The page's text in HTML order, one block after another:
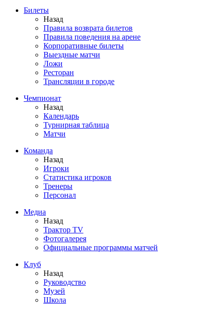
Билеты
Назад
Правила возврата билетов
Правила поведения на арене
Корпоративные билеты
Выездные матчи
Ложи
Ресторан
Трансляции в городе
Чемпионат
Назад
Календарь
Турнирная таблица
Матчи
Команда
Назад
Игроки
Статистика игроков
Тренеры
Персонал
Медиа
Назад
Трактор TV
Фотогалерея
Официальные программы матчей
Клуб
Назад
Руководство
Музей
Школа